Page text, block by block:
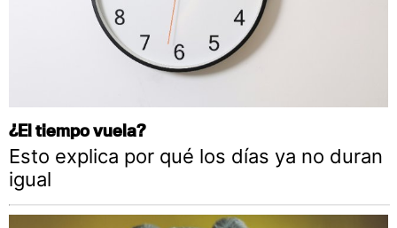
¿El tiempo vuela?
Esto explica por qué los días ya no duran
igual